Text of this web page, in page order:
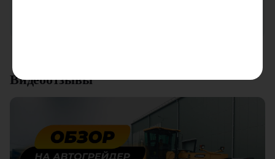
Видеоотзывы